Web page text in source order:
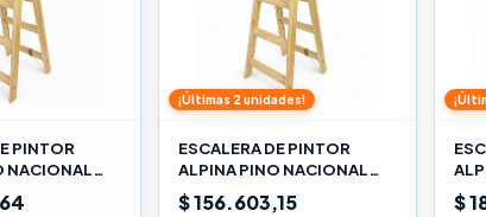
PINTOR
NACIONAL
¡Últimas 2 unidades!
ESCALERA DE PINTOR
ALPINA PINO NACIONAL
3,30M PRO
$ 156.603,15 $